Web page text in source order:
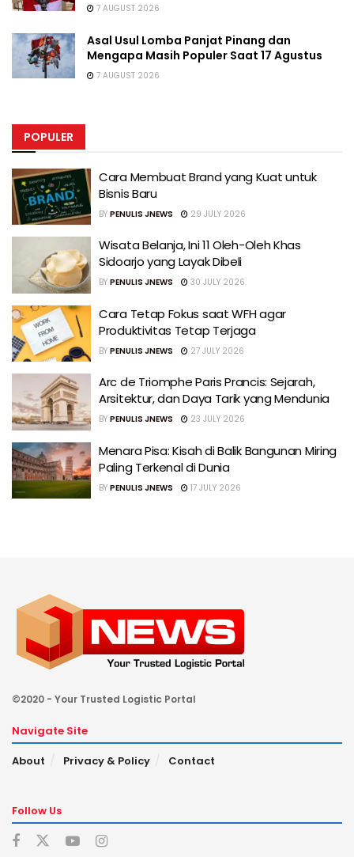
7 AUGUST 2026
Asal Usul Lomba Panjat Pinang dan
Mengapa Masih Populer Saat 17 Agustus
7 AUGUST 2026
POPULER
Cara Membuat Brand yang Kuat untuk
Bisnis Baru
BY PENULIS JNEWS 29 JULY 2026
Wisata Belanja, Ini 11 Oleh-Oleh Khas
Sidoarjo yang Layak Dibeli
BY PENULIS JNEWS 30 JULY 2026
Cara Tetap Fokus saat WFH agar
Produktivitas Tetap Terjaga
BY PENULIS JNEWS 27 JULY 2026
Arc de Triomphe Paris Prancis: Sejarah,
Arsitektur, dan Daya Tarik yang Mendunia
BY PENULIS JNEWS 23 JULY 2026
Menara Pisa: Kisah di Balik Bangunan Miring
Paling Terkenal di Dunia
BY PENULIS JNEWS 17 JULY 2026
©2020 - Your Trusted Logistic Portal
Navigate Site
About
Privacy & Policy Contact
Follow Us